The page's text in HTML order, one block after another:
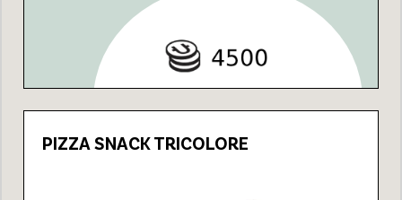
PIZZA SNACK TRICOLORE